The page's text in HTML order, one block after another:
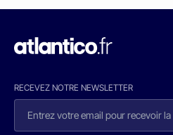
RECEVEZ NOTRE NEWSLETTER